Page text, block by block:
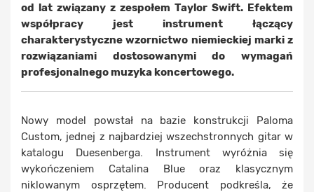
od lat związany z zespołem Taylor Swift. Efektem
współpracy jest instrument łączący
charakterystyczne wzornictwo niemieckiej marki z
rozwiązaniami dostosowanymi do wymagań
profesjonalnego muzyka koncertowego.
Nowy model powstał na bazie konstrukcji Paloma
Custom, jednej z najbardziej wszechstronnych gitar w
katalogu Duesenberga. Instrument wyróżnia się
wykończeniem Catalina Blue oraz klasycznym
niklowanym osprzętem. Producent podkreśla, że